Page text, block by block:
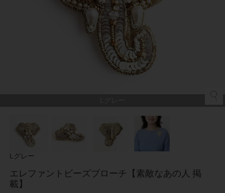
Lグレー
エレファントビーズブローチ【素敵なあの人 掲
載】